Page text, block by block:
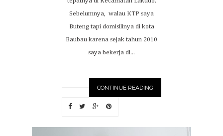
Sebelumnya, walau KTP saya
Buteng tapi domisilinya di kota
Baubau karena sejak tahun 2010
saya bekerja di...
CONTINUE READING